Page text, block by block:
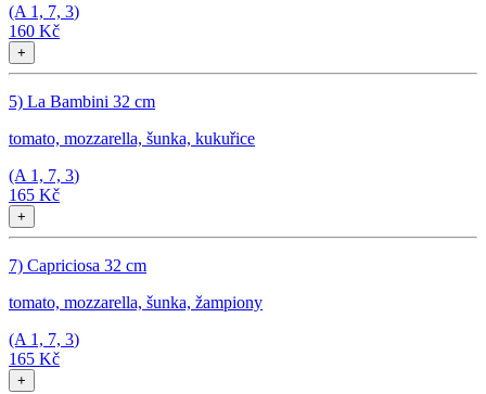
(A 1, 7, 3)
160 Kč
+
5) La Bambini 32 cm
tomato, mozzarella, šunka, kukuřice
(A 1, 7, 3)
165 Kč
+
7) Capriciosa 32 cm
tomato, mozzarella, šunka, žampiony
(A 1, 7, 3)
165 Kč
+